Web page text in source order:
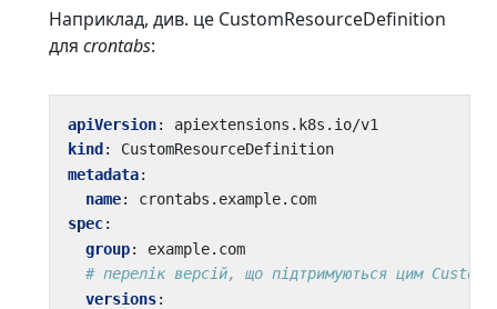
Наприклад, див. це CustomResourceDefinition
для crontabs:
apiVersion:
apiextensions.k8s.io/v1
kind :
CustomResourceDefinition
metadata:
name:
crontabs.example.com
spec:
group:
example.com
# перелік версій, що підтримуються цим
versions: